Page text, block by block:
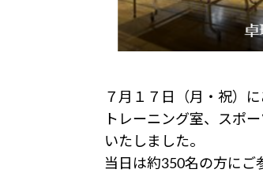
７月１７日（月・祝）
トレーニング室、スポ
いたしました。
当日は約350名の方にご